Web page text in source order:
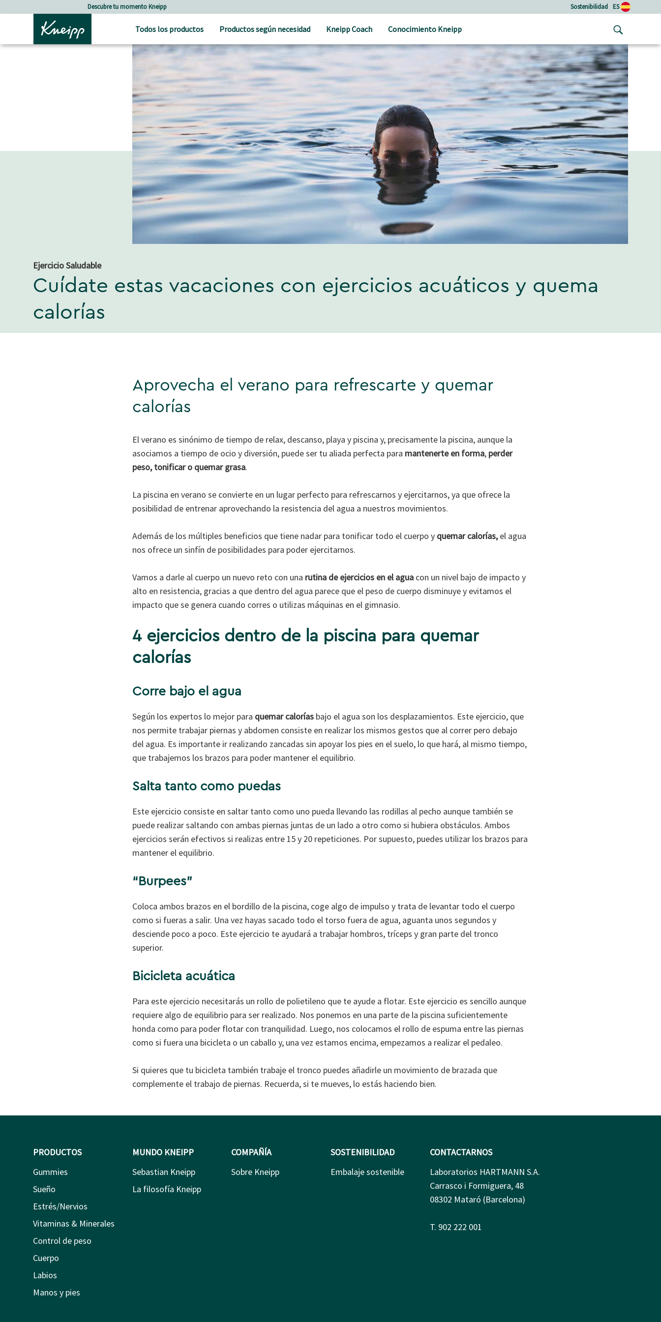
Descubre tu momento Kneipp Sostenibilidad ES
Todos los productos Productos según necesidad Kneipp Coach Conocimiento Kneipp
Ejercicio Saludable
Cuídate estas vacaciones con ejercicios acuáticos y quema
calorías
Aprovecha el verano para refrescarte y quemar
calorías
El verano es sinónimo de tiempo de relax, descanso, playa y piscina y, precisamente la piscina, aunque la
asociamos a tiempo de ocio y diversión, puede ser tu aliada perfecta para mantenerte en forma, perder
peso, tonificar o quemar grasa.
La piscina en verano se convierte en un lugar perfecto para refrescarnos y ejercitarnos, ya que ofrece la
posibilidad de entrenar aprovechando la resistencia del agua a nuestros movimientos.
Además de los múltiples beneficios que tiene nadar para tonificar todo el cuerpo y quemar calorías,el agua
nos ofrece un sinfín de posibilidades para poder ejercitarnos.
Vamos a darle al cuerpo un nuevo reto con una rutina de ejercicios en el aguacon un nivel bajo de impacto y
alto en resistencia, gracias a que dentro del agua parece que el peso de cuerpo disminuye y evitamos el
impacto que se genera cuando corres o utilizas máquinas en el gimnasio.
4 ejercicios dentro de la piscina para quemar
calorías
Corre bajo el agua
Según los expertos lo mejor para quemar caloríasbajo el agua son los desplazamientos. Este ejercicio, que
nos permite trabajar piernas y abdomen consiste en realizar los mismos gestos que al correr pero debajo
del agua. Es importante ir realizando zancadas sin apoyar los pies en el suelo, lo que hará, al mismo tiempo,
que trabajemos los brazos para poder mantener el equilibrio.
Salta tanto como puedas
Este ejercicio consiste en saltar tanto como uno pueda llevando las rodillas al pecho aunque también se
puede realizar saltando con ambas piernas juntas de un lado a otro como si hubiera obstáculos. Ambos
ejercicios serán efectivos si realizas entre 15 y 20 repeticiones. Por supuesto, puedes utilizar los brazos para
mantener el equilibrio.
“Burpees”
Coloca ambos brazos en el bordillo de la piscina, coge algo de impulso y trata de levantar todo el cuerpo
como si fueras a salir. Una vez hayas sacado todo el torso fuera de agua, aguanta unos segundos y
desciende poco a poco. Este ejercicio te ayudará a trabajar hombros, tríceps y gran parte del tronco
superior.
Bicicleta acuática
Para este ejercicio necesitarás un rollo de polietileno que te ayude a flotar. Este ejercicio es sencillo aunque
requiere algo de equilibrio para ser realizado. Nos ponemos en una parte de la piscina suficientemente
honda como para poder flotar con tranquilidad. Luego, nos colocamos el rollo de espuma entre las piernas
como si fuera una bicicleta o un caballo y, una vez estamos encima, empezamos a realizar el pedaleo.
Si quieres que tu bicicleta también trabaje el tronco puedes añadirle un movimiento de brazada que
complemente el trabajo de piernas. Recuerda, si te mueves, lo estás haciendo bien.
PRODUCTOS
Gummies
Sueño
Estrés/Nervios
Vitaminas & Minerales
Control de peso
Cuerpo
Labios
Manos y pies
MUNDO KNEIPP
Sebastian Kneipp
La filosofía Kneipp
COMPAÑÍA
Sobre Kneipp
SOSTENIBILIDAD
Embalaje sostenible
CONTACTARNOS
Laboratorios HARTMANN S.A.
Carrasco i Formiguera, 48
08302 Mataró (Barcelona)
T. 902 222 001